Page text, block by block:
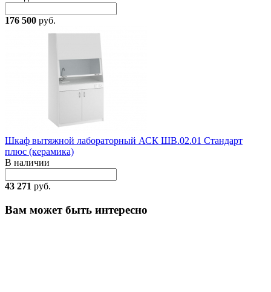
176 500 руб.
Шкаф вытяжной лабораторный АСК ШВ.02.01 Стандарт
плюс (керамика)
В наличии
43 271 руб.
Вам может быть интересно